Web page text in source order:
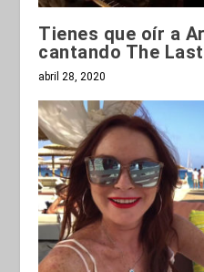
Tienes que oír a
cantando The
abril 28, 2020